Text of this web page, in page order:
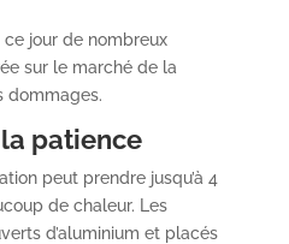
ce jour de nombreux
sur le marché de la
dommages.
patience
peut prendre jusqu’à 4
de chaleur. Les
d’aluminium et placés